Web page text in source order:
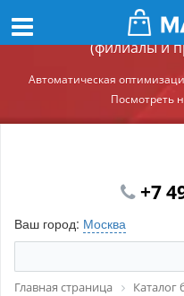
Демонстрационный
(филиалы и
Автоматическая
Посмотреть
+7
Ваш город: Москва
Главная страница
Каталог